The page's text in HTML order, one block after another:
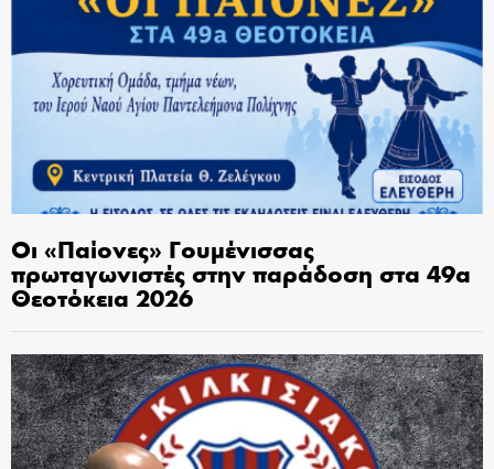
Οι «Παίονες» Γουμένισσας
πρωταγωνιστές στην παράδοση στα 49α
Θεοτόκεια 2026